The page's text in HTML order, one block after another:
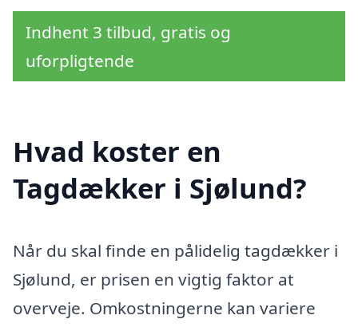
Indhent 3 tilbud, gratis og
uforpligtende
Hvad koster en
Tagdækker i Sjølund?
Når du skal finde en pålidelig tagdækker i
Sjølund, er prisen en vigtig faktor at
overveje. Omkostningerne kan variere